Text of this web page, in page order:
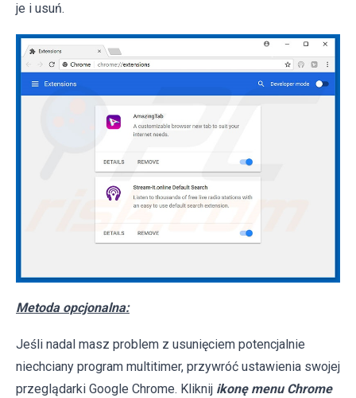
je i usuń.
Metoda opcjonalna:
Jeśli nadal masz problem z usunięciem potencjalnie
niechciany program multitimer, przywróć ustawienia swojej
przeglądarki Google Chrome. Kliknij ikonę menu Chrome